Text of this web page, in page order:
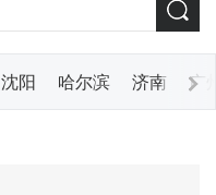
沈阳 哈尔滨 济南 广